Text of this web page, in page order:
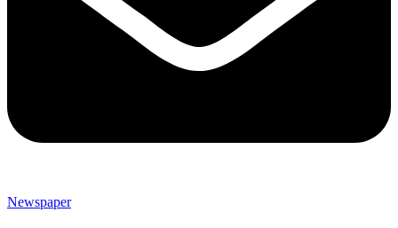
Newspaper